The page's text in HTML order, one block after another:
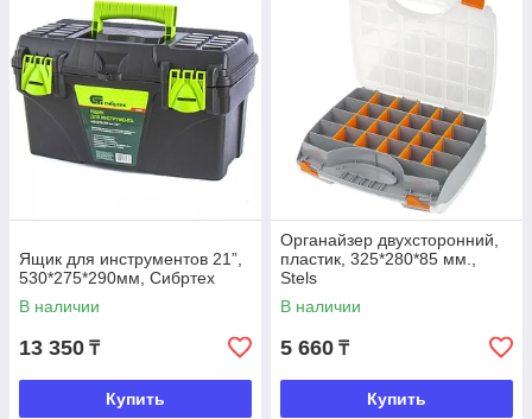
Ящик для инструментов 21”,
530*275*290мм, Сибртех
В наличии
13 350 ₸
Купить
Органайзер двухсторонний,
пластик, 325*280*85 мм.,
Stels
В наличии
5 660 ₸
Купить